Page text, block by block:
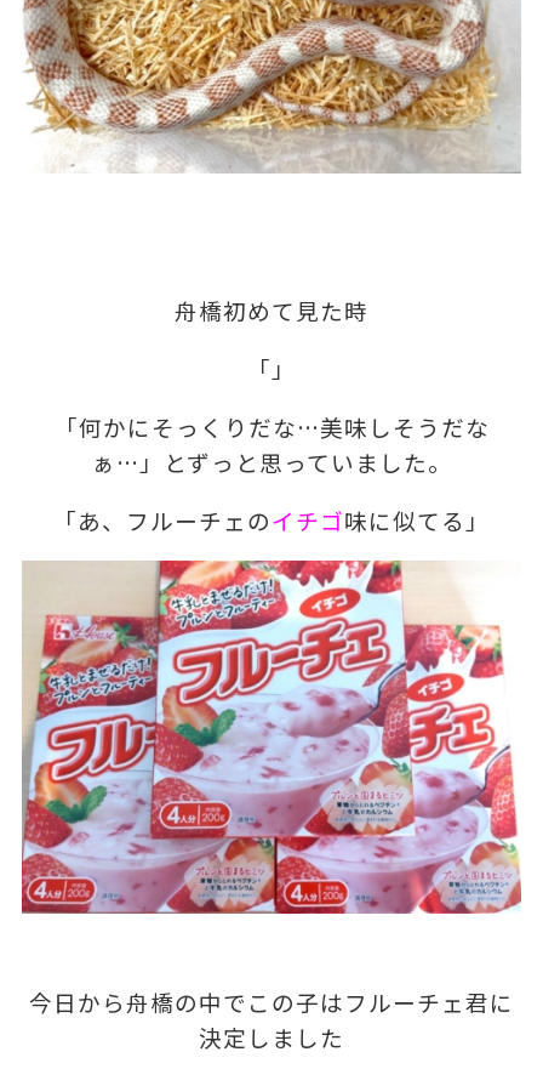
舟橋初めて見た時
「」
「何かにそっくりだな…美味しそうだな
ぁ…」とずっと思っていました。
「あ、フルーチェのイチゴ味に似てる」
今日から舟橋の中でこの子はフルーチェ君に
決定しました